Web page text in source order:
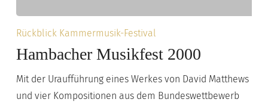
Hambacher
Musikfest
Rückblick Kammermusik-Festival
Hambacher Musikfest 2000
Mit der Uraufführung eines Werkes von David Matthews
und vier Kompositionen aus dem Bundeswettbewerb